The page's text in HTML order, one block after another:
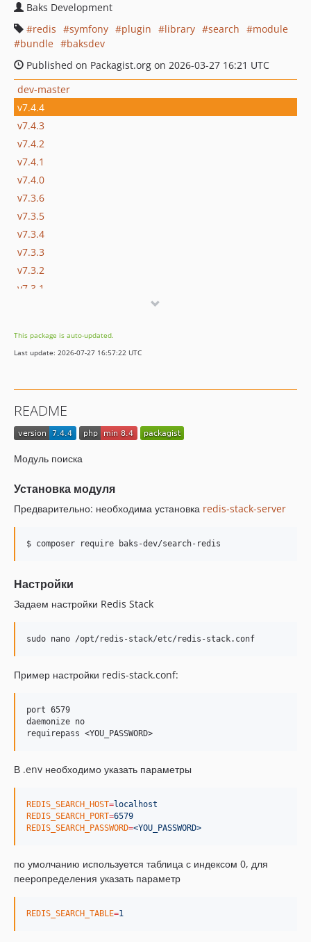
Baks Development
redis
symfony plugin library search
module
bundle
baksdev
Published on Packagist.org on 2026-03-27 16:21 UTC
dev-master
v7.4.4
v7.4.3
v7.4.2
v7.4.1
v7.4.0
v7.3.6
v7.3.5
v7.3.4
v7.3.3
v7.3.2
v7.3.1
v7.2.4
v7.2.3
v7.2.0
This package is auto-updated.
Last update: 2026-07-27 16:57:22 UTC
README
Модуль поиска
Установка модуля
Предварительно: необходима установка redis-stack-server
$ composer require baks-dev/search-redis
Настройки
Задаем настройки Redis Stack
sudo nano /opt/redis-stack/etc/redis-stack.conf
Пример настройки redis-stack.conf:
port 6579
daemonize no
В .env необходимо указать параметры
REDIS_SEARCH_HOST=localhost
REDIS_SEARCH_PORT=6579
REDIS_SEARCH_PASSWORD=<YOU_PASSWORD>
по умолчанию используется таблица с индексом 0, для
пееропределения указать параметр
REDIS_SEARCH_TABLE=1